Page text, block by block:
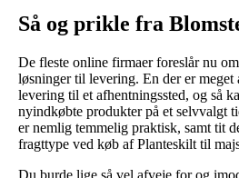
Så og prikle fra
De fleste online firmaer foreslår nu
løsninger til levering. En der er
levering til et afhentningssted, og så
nyindkøbte produkter på et selvvalgt
er nemlig temmelig praktisk, samt tit
fragttype ved køb af Planteskilt til
Du burde lige så vel afveje for og